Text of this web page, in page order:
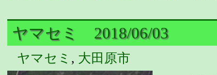
ヤマセミ 2018/06/03
ヤマセミ , 大田原市